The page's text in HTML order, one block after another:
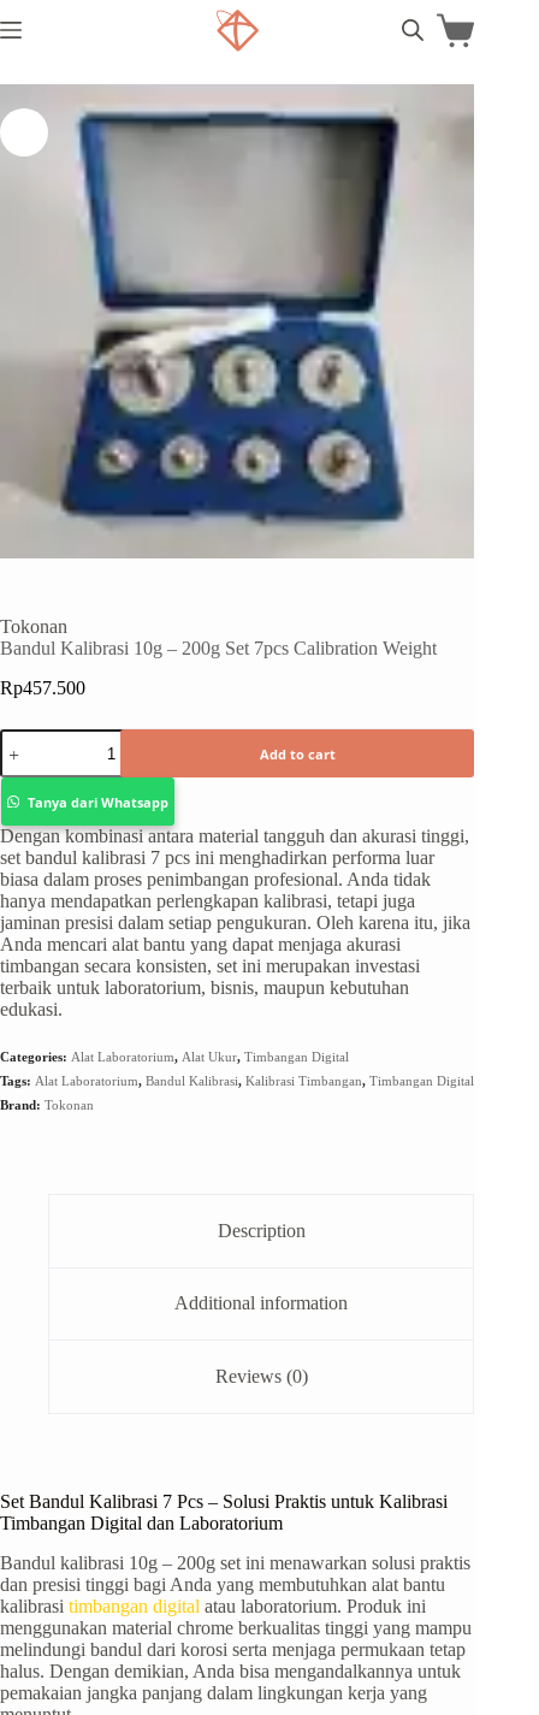
Tokonan
Bandul Kalibrasi 10g – 200g Set 7pcs Calibration Weight
Rp457.500
Add to cart
Tanya dari Whatsapp
Dengan kombinasi antara material tangguh dan akurasi tinggi,
set bandul kalibrasi 7 pcs ini menghadirkan performa luar
biasa dalam proses penimbangan profesional. Anda tidak
hanya mendapatkan perlengkapan kalibrasi, tetapi juga
jaminan presisi dalam setiap pengukuran. Oleh karena itu, jika
Anda mencari alat bantu yang dapat menjaga akurasi
timbangan secara konsisten, set ini merupakan investasi
terbaik untuk laboratorium, bisnis, maupun kebutuhan
edukasi.
Categories: Alat Laboratorium, Alat Ukur, Timbangan Digital
Tags: Alat Laboratorium, Bandul Kalibrasi, Kalibrasi Timbangan, Timbangan Digital
Brand: Tokonan
Description
Additional information
Reviews (0)
Set Bandul Kalibrasi 7 Pcs – Solusi Praktis untuk Kalibrasi
Timbangan Digital dan Laboratorium
Bandul kalibrasi 10g – 200g set ini menawarkan solusi praktis
dan presisi tinggi bagi Anda yang membutuhkan alat bantu
kalibrasi timbangan digital atau laboratorium. Produk ini
menggunakan material chrome berkualitas tinggi yang mampu
melindungi bandul dari korosi serta menjaga permukaan tetap
halus. Dengan demikian, Anda bisa mengandalkannya untuk
pemakaian jangka panjang dalam lingkungan kerja yang